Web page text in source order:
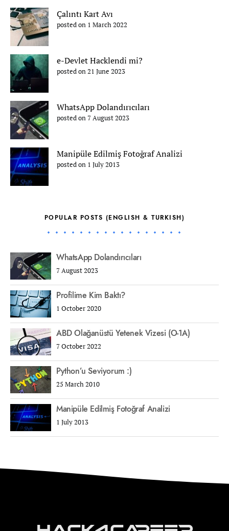
Çalıntı Kart Avı
posted on 1 March 2022
e-Devlet Hacklendi mi?
posted on 21 June 2023
WhatsApp Dolandırıcıları
posted on 7 August 2023
Manipüle Edilmiş Fotoğraf Analizi
posted on 1 July 2013
POPULAR POSTS (ENGLISH & TURKISH)
WhatsApp Dolandırıcıları
7 August 2023
Profilime Kim Baktı?
1 October 2020
ABD Olağanüstü Yetenek Vizesi (O-1A)
7 October 2022
Python’u Seviyorum :)
25 March 2010
Manipüle Edilmiş Fotoğraf Analizi
1 July 2013